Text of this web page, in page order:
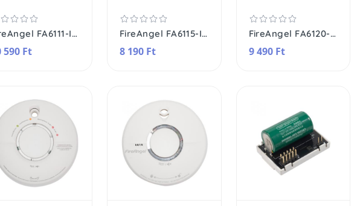
FireAngel FA6111-INT optikai füstérzékelő, elemes, 10 év várható üzemidő, fehér
590 Ft
FireAngel FA6115-INT optikai füstérzékelő, elemes, 10 év várható üzemidő, fehér
8 190 Ft
FireAngel FA6120-INT optikai füstérzékelő, beépített, nem cserélhető lítium elem, 10 év várható üzemidő, fehér
9 490 Ft